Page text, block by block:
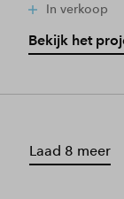
In verkoop
Bekijk het
Laad 8 meer